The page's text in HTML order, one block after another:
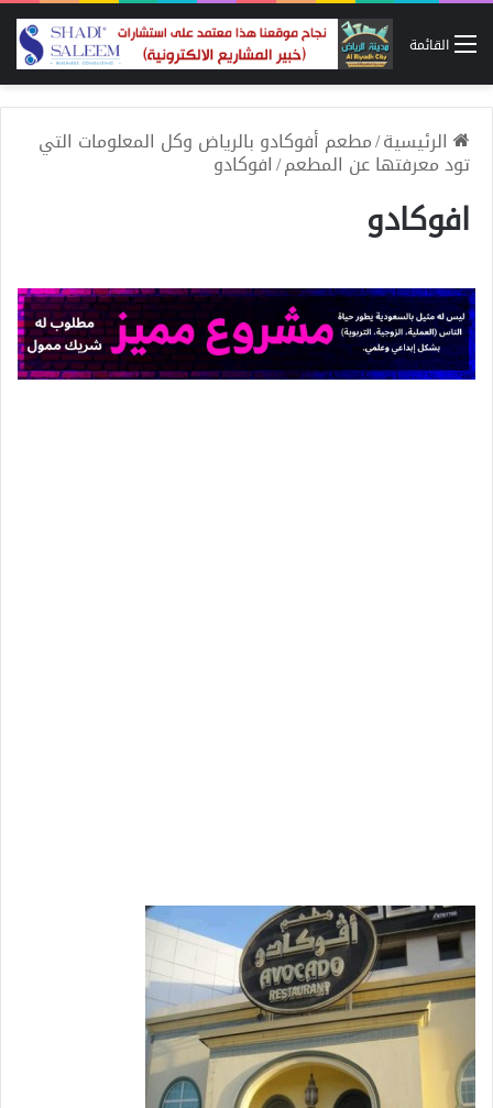
القائمة
الرئيسية/مطعم أفوكادو بالرياض وكل المعلومات التي
تود معرفتها عن المطعم/افوكادو
افوكادو